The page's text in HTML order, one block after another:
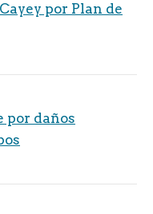
por Plan de
por daños